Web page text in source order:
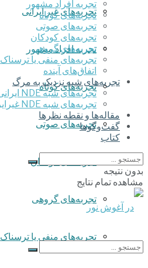
تجربه‌های غیر ایرانی
تجربه افراد مشهور
تجربه‌های کوتاه
تجربه‌های صوتی
تجربه‌های کودکان
تجربه‌های گروهی
‌تجربه‌های منفی یا ترسناک
تجربه افراد مشهور
تجربه‌های کوتاه
تجربه‌های صوتی
تجربه‌های کودکان
تجربه‌های گروهی
‌تجربه‌های منفی یا ترسناک
اتفاق‌های آینده
تجربه‌های شبه نزدیک به مرگ
تجربه‌های شبه NDE ایرانی
تجربه‌های شبه NDE غیرایرانی
مقاله‌ها و نقطه نظرها
گفت‌وگوها
کتاب
بدون نتیجه
مشاهده تمام نتایج